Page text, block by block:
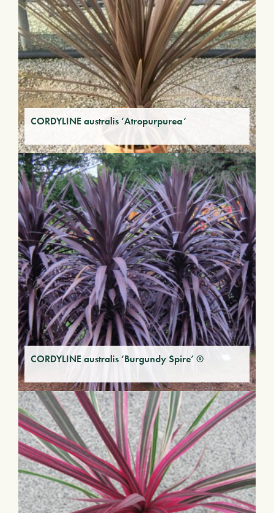
CORDYLINE australis ‘Atropurpurea’
CORDYLINE australis ‘Burgundy Spire’ ®